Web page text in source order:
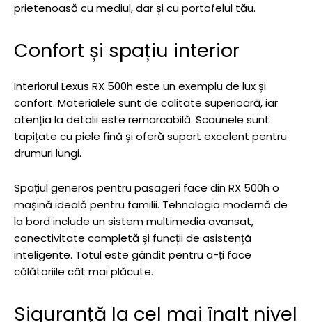
prietenoasă cu mediul, dar și cu portofelul tău.
Confort și spațiu interior
Interiorul Lexus RX 500h este un exemplu de lux și
confort. Materialele sunt de calitate superioară, iar
atenția la detalii este remarcabilă. Scaunele sunt
tapițate cu piele fină și oferă suport excelent pentru
drumuri lungi.
Spațiul generos pentru pasageri face din RX 500h o
mașină ideală pentru familii. Tehnologia modernă de
la bord include un sistem multimedia avansat,
conectivitate completă și funcții de asistență
inteligente. Totul este gândit pentru a-ți face
călătoriile cât mai plăcute.
Siguranță la cel mai înalt nivel